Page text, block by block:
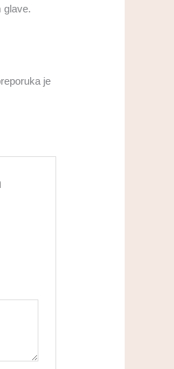
glave.
je